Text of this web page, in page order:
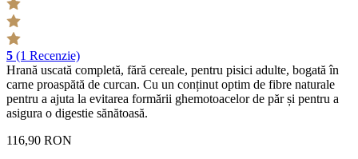
5 (1 Recenzie)
Hrană uscată completă, fără cereale, pentru pisici adulte, bogată în
carne proaspătă de curcan. Cu un conținut optim de fibre naturale
pentru a ajuta la evitarea formării ghemotoacelor de păr și pentru a
asigura o digestie sănătoasă.
116,90 RON